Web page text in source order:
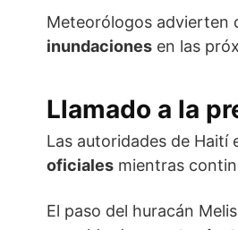
Meteorólogos advierten
inundaciones en las
Llamado a la
Las autoridades de
oficiales mientras
El paso del huracán